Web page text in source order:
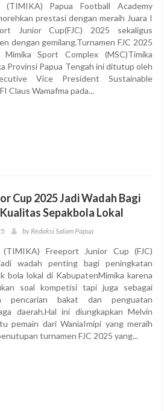
(TIMIKA) Papua Football Academy
prestasi dengan meraih Juara I
Junior Cup(FJC) 2025 sekaligus
dengan gemilang.Turnamen FJC 2025
Sport Complex (MSC)Timika
Provinsi Papua Tengah ini ditutup oleh
Vice President Sustainable
Claus Wamafma pada...
Cup 2025 Jadi Wadah Bagi
Sepakbola Lokal
by Redaksi Salam Papua
(TIMIKA) Freeport Junior Cup (FJC)
wadah penting bagi peningkatan
bola lokal di KabupatenMimika karena
soal kompetisi tapi juga sebagai
pencarian bakat dan penguatan
daerah.Hal ini diungkapkan Melvin
pemain dari WaniaImipi yang meraih
turnamen FJC 2025 yang...